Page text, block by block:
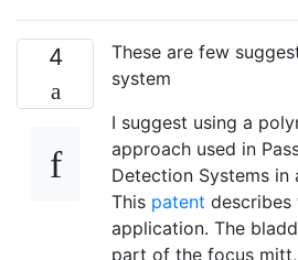
4
These are few
system
I suggest using a
approach used in
Detection Systems in
This patent
application. The
part of the focus